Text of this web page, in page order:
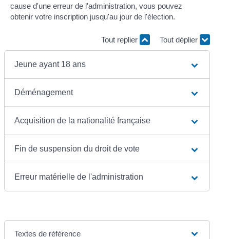
cause d'une erreur de l'administration, vous pouvez
obtenir votre inscription jusqu'au jour de l'élection.
Tout replier Tout déplier
Jeune ayant 18 ans
Déménagement
Acquisition de la nationalité française
Fin de suspension du droit de vote
Erreur matérielle de l'administration
Textes de référence